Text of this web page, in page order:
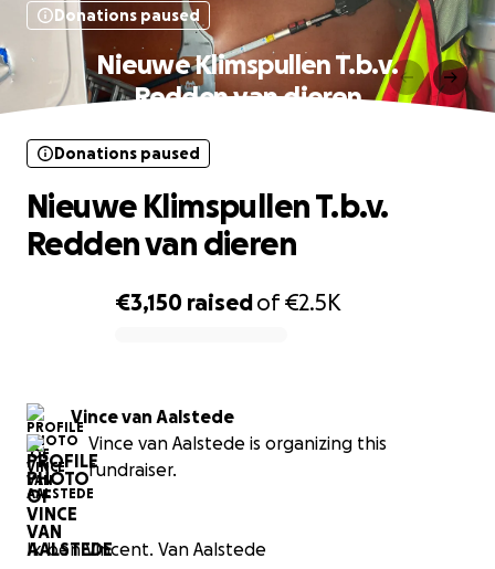
Donations paused
Nieuwe Klimspullen T.b.v.
Redden van dieren
€3,150 raisedof€2.5K
Donations paused
Nieuwe Klimspullen T.b.v.
Redden van dieren
Vince van Aalstede
Vince van Aalstede is organizing this
fundraiser.
Ik ben Vincent. Van Aalstede